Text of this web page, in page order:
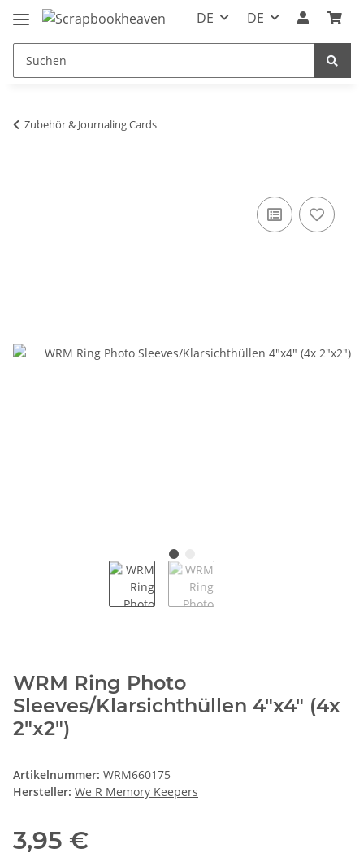
DE DE
Zubehör & Journaling Cards
WRM Ring Photo
Sleeves/Klarsichthüllen 4"x4" (4x
2"x2")
Artikelnummer: WRM660175
Hersteller: We R Memory Keepers
3,95 €